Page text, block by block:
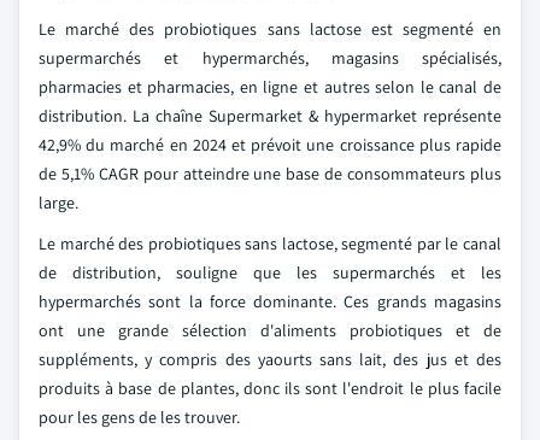
Le marché des probiotiques sans lactose est segmenté en
supermarchés et hypermarchés, magasins spécialisés,
pharmacies et pharmacies, en ligne et autres selon le canal de
distribution. La chaîne Supermarket & hypermarket représente
42,9% du marché en 2024 et prévoit une croissance plus rapide
de 5,1% CAGR pour atteindre une base de consommateurs plus
large.
Le marché des probiotiques sans lactose, segmenté par le canal
de distribution, souligne que les supermarchés et les
hypermarchés sont la force dominante. Ces grands magasins
ont une grande sélection d'aliments probiotiques et de
suppléments, y compris des yaourts sans lait, des jus et des
produits à base de plantes, donc ils sont l'endroit le plus facile
pour les gens de les trouver.